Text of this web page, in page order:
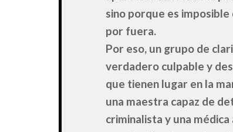
sino porque es
por fuera.
Por eso, un grupo de
verdadero culpable y
que tienen lugar en la
una maestra capaz de
criminalista y una